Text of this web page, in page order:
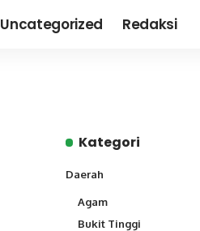
Uncategorized Redaksi
Kategori
Daerah
Agam
Bukit Tinggi